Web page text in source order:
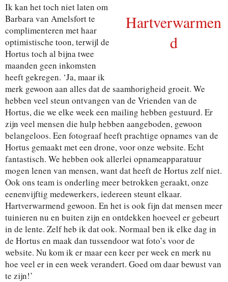
Hartverwarmen
d
Ik kan het toch niet laten om
Barbara van Amelsfort te
complimenteren met haar
optimistische toon, terwijl de
Hortus toch al bijna twee
maanden geen inkomsten
heeft gekregen. ‘Ja, maar ik
merk gewoon aan alles dat de saamhorigheid groeit. We
hebben veel steun ontvangen van de Vrienden van de
Hortus, die we elke week een mailing hebben gestuurd. Er
zijn veel mensen die hulp hebben aangeboden, gewoon
belangeloos. Een fotograaf heeft prachtige opnames van de
Hortus gemaakt met een drone, voor onze website. Echt
fantastisch. We hebben ook allerlei opnameapparatuur
mogen lenen van mensen, want dat heeft de Hortus zelf niet.
Ook ons team is onderling meer betrokken geraakt, onze
eenenvijftig medewerkers, iedereen steunt elkaar.
Hartverwarmend gewoon. En het is ook fijn dat mensen meer
tuinieren nu en buiten zijn en ontdekken hoeveel er gebeurt
in de lente. Zelf heb ik dat ook. Normaal ben ik elke dag in
de Hortus en maak dan tussendoor wat foto’s voor de
website. Nu kom ik er maar een keer per week en merk nu
hoe veel er in een week verandert. Goed om daar bewust van
te zijn!’